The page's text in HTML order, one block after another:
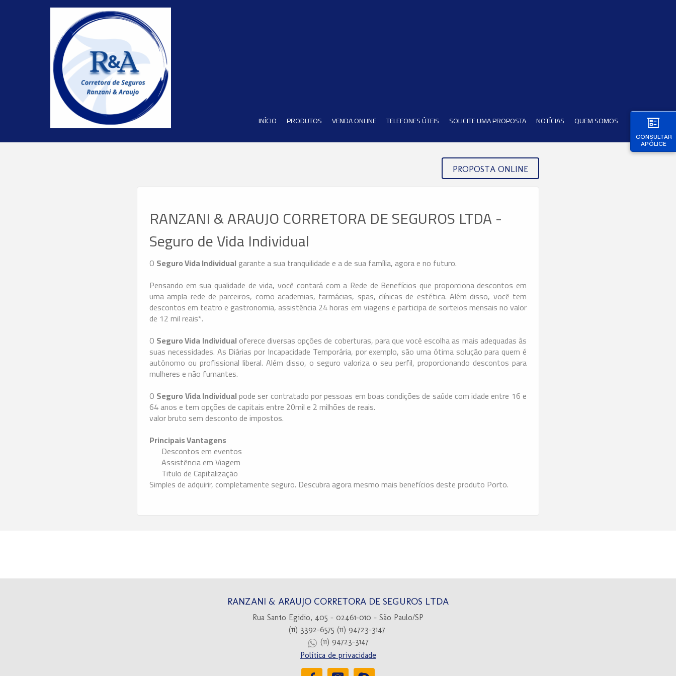
CONSULTAR
APÓLICE
INÍCIO PRODUTOS VENDA ONLINE TELEFONES ÚTEIS SOLICITE UMA PROPOSTA NOTÍCIAS QUEM SOMOS
PROPOSTA ONLINE
RANZANI & ARAUJO CORRETORA DE SEGUROS LTDA -
Seguro de Vida Individual
O Seguro Vida Individual garante a sua tranquilidade e a de sua família, agora e no futuro.
Pensando em sua qualidade de vida, você contará com a Rede de Benefícios que proporciona descontos em
uma ampla rede de parceiros, como academias, farmácias, spas, clínicas de estética. Além disso, você tem
descontos em teatro e gastronomia, assistência 24 horas em viagens e participa de sorteios mensais no valor
de 12 mil reais*.
O Seguro Vida Individual oferece diversas opções de coberturas, para que você escolha as mais adequadas às
suas necessidades. As Diárias por Incapacidade Temporária, por exemplo, são uma ótima solução para quem é
autônomo ou profissional liberal. Além disso, o seguro valoriza o seu perfil, proporcionando descontos para
mulheres e não fumantes.
O Seguro Vida Individualpode ser contratado por pessoas em boas condições de saúde com idade entre 16 e
64 anos e tem opções de capitais entre 20mil e 2 milhões de reais.
valor bruto sem desconto de impostos.
Principais Vantagens
Descontos em eventos
Assistência em Viagem
Titulo de Capitalização
Simples de adquirir, completamente seguro. Descubra agora mesmo mais benefícios deste produto Porto.
RANZANI & ARAUJO CORRETORA DE SEGUROS LTDA
Rua Santo Egidio, 405 - 02461-010 - São Paulo/SP
(11) 3392-6575 (11) 94723-3147
(11) 94723-3147
Política de privacidade